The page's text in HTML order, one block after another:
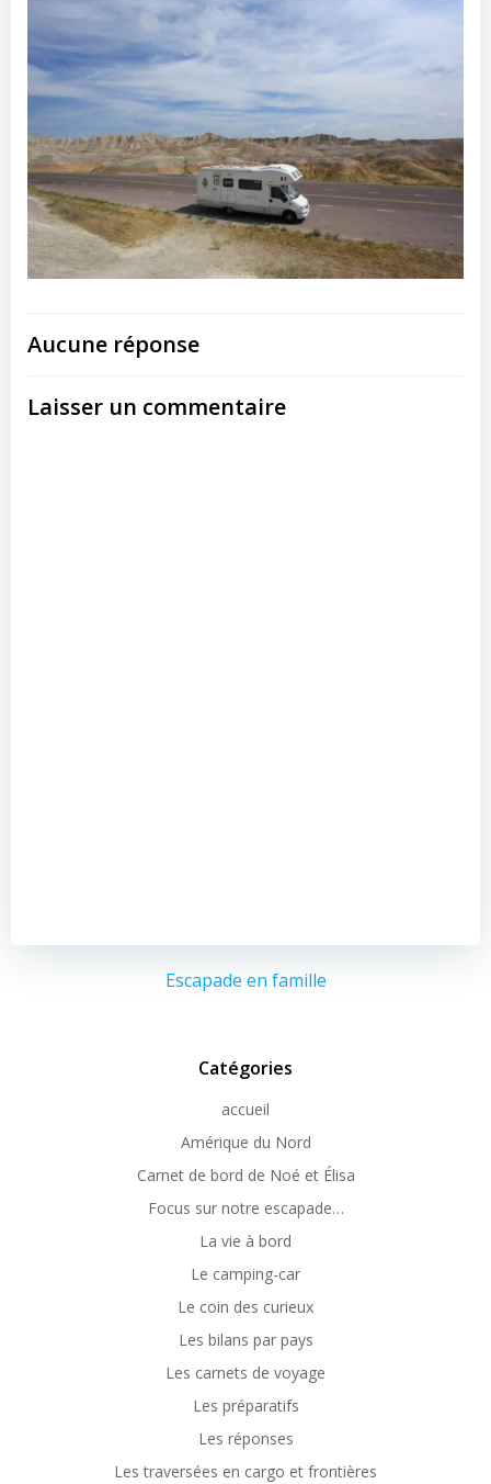
Aucune réponse
Laisser un commentaire
Escapade en famille
Catégories
accueil
Amérique du Nord
Carnet de bord de Noé et Élisa
Focus sur notre escapade…
La vie à bord
Le camping-car
Le coin des curieux
Les bilans par pays
Les carnets de voyage
Les préparatifs
Les réponses
Les traversées en cargo et frontières